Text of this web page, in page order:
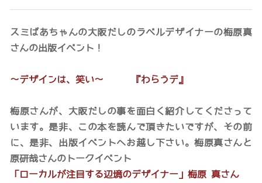
スミばあちゃんの大阪だしのラベルデザイナーの梅原真
さんの出版イベント！
〜デザインは、笑い〜 『わらうデ』
梅原さんが、大阪だしの事を面白く紹介してくださって
います。是非、この本を読んで頂きたいですが、その前
に、是非、出版イベントへお越し下さい。梅原真さんと
原研哉さんのトークイベント
「ローカルが注目する辺境のデザイナー」梅原 真さん